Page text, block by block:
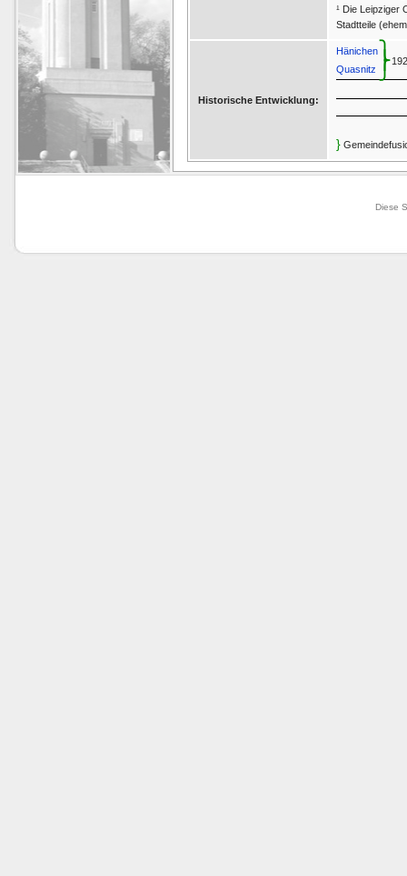
¹ Die Leipziger
Stadtteile
Historische Entwicklung:
Hänichen ⎫⎬
⎭
Quasnitz
}
Diese